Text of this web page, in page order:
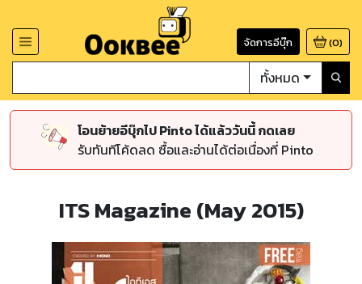
จัดการอีบุ๊ก (0)
ทั้งหมด
โอนย้ายอีบุ๊กไป Pinto ได้แล้ววันนี้ กดเลย
รับทันทีโค้ดลด ซื้อและอ่านได้ต่อเนื่องที่ Pinto
ITS Magazine (May 2015)